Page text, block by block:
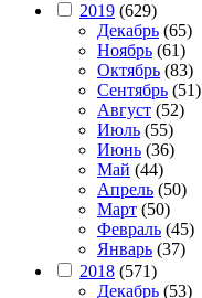
2019 (629)
Декабрь (65)
Ноябрь (61)
Октябрь (83)
Сентябрь (51)
Август (52)
Июль (55)
Июнь (36)
Май (44)
Апрель (50)
Март (50)
Февраль (45)
Январь (37)
2018 (571)
Декабрь (53)